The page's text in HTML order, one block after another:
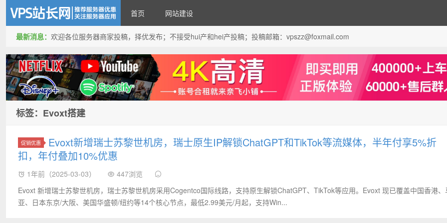
VPS站长网
首页 网站建设
最新消息： 欢迎各位服务器商家投稿，择优发布；不接受hui产和hei产投稿；投稿邮箱：vpszz@foxmail.com
标签：Evoxt搭建
促销优惠
Evoxt新增瑞士苏黎世机房，瑞士原生IP解锁ChatGPT和TikTok等流媒体，半年付享5%折
扣，年付叠加10%优惠‌
1年前（2025-03-03）
447浏览
Evoxt 新增瑞士苏黎世机房，瑞士苏黎世机房采用Cogentco国际线路，支持原生解锁ChatGPT、TikTok等应用‌。Evoxt 现已覆盖中国香港
亚、日本东京/大阪、美国华盛顿/纽约等14个核心节点，最低2.99美元/月起，支持Win...